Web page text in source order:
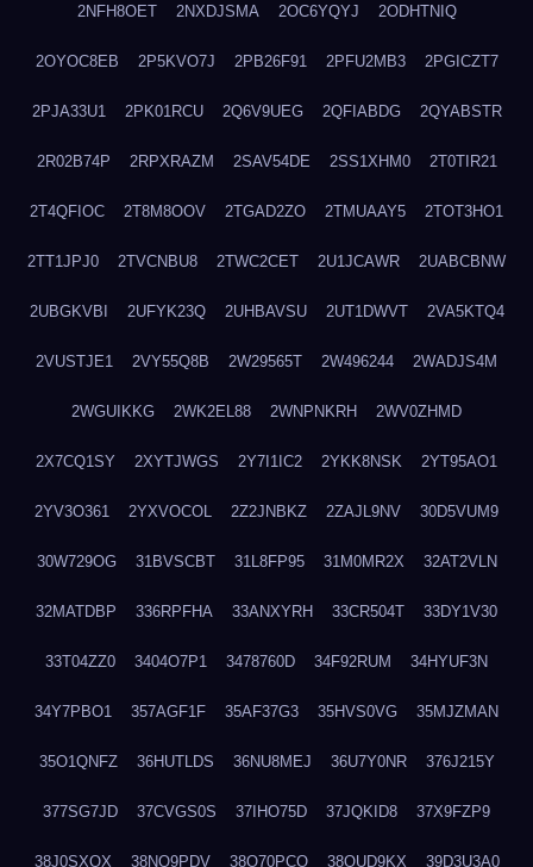
2NFH8OET 2NXDJSMA 2OC6YQYJ 2ODHTNIQ
2OYOC8EB 2P5KVO7J 2PB26F91 2PFU2MB3 2PGICZT7
2PJA33U1 2PK01RCU 2Q6V9UEG 2QFIABDG 2QYABSTR
2R02B74P 2RPXRAZM 2SAV54DE 2SS1XHM0 2T0TIR21
2T4QFIOC 2T8M8OOV 2TGAD2ZO 2TMUAAY5 2TOT3HO1
2TT1JPJ0 2TVCNBU8 2TWC2CET 2U1JCAWR 2UABCBNW
2UBGKVBI 2UFYK23Q 2UHBAVSU 2UT1DWVT 2VA5KTQ4
2VUSTJE1 2VY55Q8B 2W29565T 2W496244 2WADJS4M
2WGUIKKG 2WK2EL88 2WNPNKRH 2WV0ZHMD
2X7CQ1SY 2XYTJWGS 2Y7I1IC2 2YKK8NSK 2YT95AO1
2YV3O361 2YXVOCOL 2Z2JNBKZ 2ZAJL9NV 30D5VUM9
30W729OG 31BVSCBT 31L8FP95 31M0MR2X 32AT2VLN
32MATDBP 336RPFHA 33ANXYRH 33CR504T 33DY1V30
33T04ZZ0 3404O7P1 3478760D 34F92RUM 34HYUF3N
34Y7PBO1 357AGF1F 35AF37G3 35HVS0VG 35MJZMAN
35O1QNFZ 36HUTLDS 36NU8MEJ 36U7Y0NR 376J215Y
377SG7JD 37CVGS0S 37IHO75D 37JQKID8 37X9FZP9
38J0SXQX 38NQ9PDV 38O70PCO 38QUD9KX 39D3U3A0